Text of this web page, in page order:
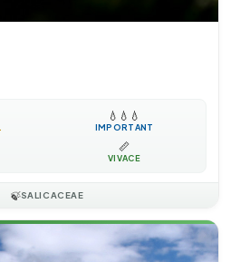
💧 💧 💧
IMPORTANT
📏
VIVACE
🍃SALICACEAE